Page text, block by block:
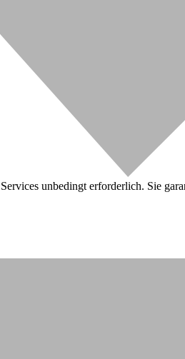
unbedingt erforderlich. Sie